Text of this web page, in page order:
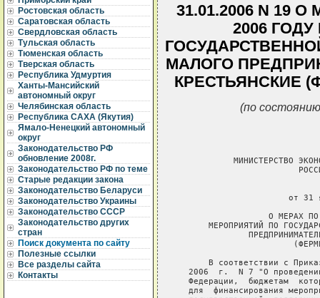
Ростовская область
Саратовская область
Свердловская область
Тульская область
Тюменская область
Тверская область
Республика Удмуртия
Ханты-Мансийский
автономный округ
Челябинская область
Республика САХА (Якутия)
Ямало-Ненецкий автономный
округ
Законодательство РФ
обновление 2008г.
Законодательство РФ по теме
Старые редакции закона
Законодательство Беларуси
Законодательство Украины
Законодательство СССР
Законодательство других
стран
Поиск документа по сайту
Полезные ссылки
Все разделы сайта
Контакты
31.01.2006 N 19
2006
МАЛОГО
КРЕСТЬЯНСКИЕ
(по